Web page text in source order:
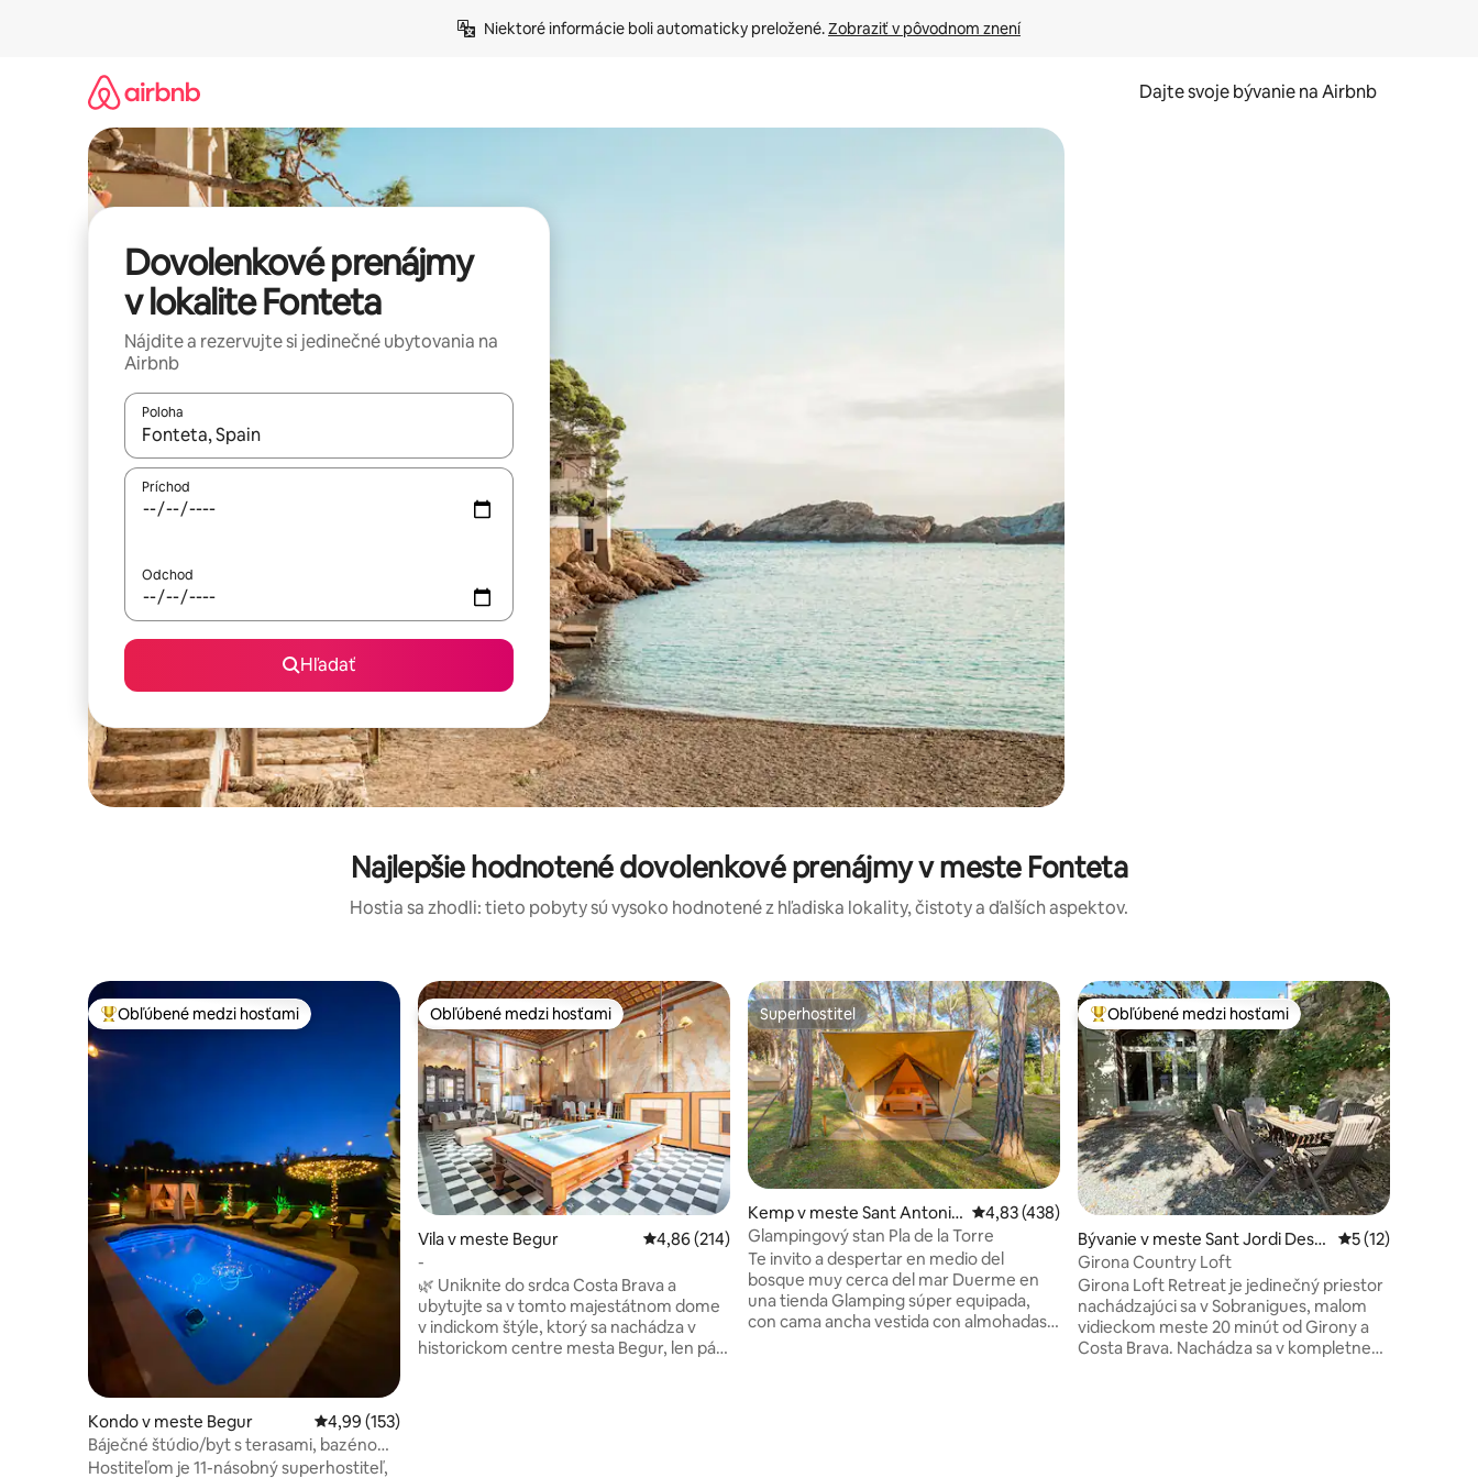
Niektoré informácie boli automaticky preložené. Zobraziť v pôvodnom znení
Dajte svoje bývanie na Airbnb
Dovolenkové prenájmy
v lokalite Fonteta
Nájdite a rezervujte si jedinečné ubytovania na
Airbnb
Poloha
Keď budú výsledky k dispozícii, môžete si ich prechádzať pomocou klávesov so šípkami nahor a nadol alebo ich preskúmať pomocou dotykových gest či potiahnutia prstom.
Príchod
Odchod
Hľadať
Najlepšie hodnotené dovolenkové prenájmy v meste Fonteta
Hostia sa zhodli: tieto pobyty sú vysoko hodnotené z hľadiska lokality, čistoty a ďalších aspektov.
Najobľúbenejšie medzi hosťami
Obľúbené medzi hosťami
Kondo v meste Begur Priemerné ohodnotenie 4,99 z 5, počet hodnotení: 153
4,99 (153)
Báječné štúdio/byt s terasami, bazénom
a chatou
Hostiteľom je 11-násobný superhostiteľ,
Obľúbené medzi hosťami
Obľúbené medzi hosťami
Vila v meste Begur Priemerné ohodnotenie 4,86 z 5, počet hodnotení: 214
4,86 (214)
-
🌿 Uniknite do srdca Costa Brava a
ubytujte sa v tomto majestátnom dome
v indickom štýle, ktorý sa nachádza v
historickom centre mesta Begur, len pár
Superhostiteľ
Superhostiteľ
Kemp v meste Sant Antoni
de Calonge
Priemerné ohodnotenie 4,83 z 5, počet hodnotení: 438
4,83 (438)
Glampingový stan Pla de la Torre
Te invito a despertar en medio del
bosque muy cerca del mar Duerme en
una tienda Glamping súper equipada,
con cama ancha vestida con almohadas
Najobľúbenejšie medzi hosťami
Obľúbené medzi hosťami
Bývanie v meste Sant Jordi Desv
alls
Priemerné
5 (12)
Girona Country Loft
Girona Loft Retreat je jedinečný priestor
nachádzajúci sa v Sobranigues, malom
vidieckom meste 20 minút od Girony a
Costa Brava. Nachádza sa v kompletne